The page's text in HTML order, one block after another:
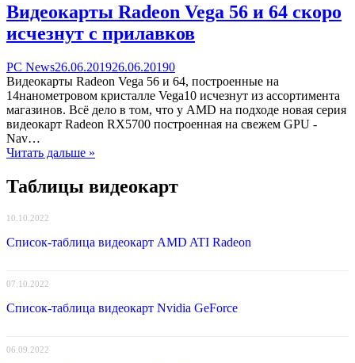
Видеокарты Radeon Vega 56 и 64 скоро
исчезнут с прилавков
Categories
PC NewsPosted
on
26.06.201926.06.20190comments
on
Видеокарты
Radeon
Vega
исчезнут
Видеокарты Radeon Vega 56 и 64, построенные на
14нанометровом кристалле Vega10 исчезнут из ассортимента
магазинов. Всё дело в том, что у AMD на подходе новая серия
видеокарт Radeon RX5700 построенная на свежем GPU -
Nav…
Читать дальше »
Таблицы видеокарт
10.10.2022
Список-таблица видеокарт AMD ATI Radeon
07.10.2022
Список-таблица видеокарт Nvidia GeForce
06.09.2022